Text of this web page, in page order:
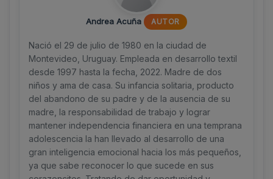
Andrea Acuña AUTOR
Nació el 29 de julio de 1980 en la ciudad de
Montevideo, Uruguay. Empleada en desarrollo textil
desde 1997 hasta la fecha, 2022. Madre de dos
niños y ama de casa. Su infancia solitaria, producto
del abandono de su padre y de la ausencia de su
madre, la responsabilidad de trabajo y lograr
mantener independencia financiera en una temprana
adolescencia la han llevado al desarrollo de una
gran inteligencia emocional hacia los más pequeños,
ya que sabe reconocer lo que sucede en sus